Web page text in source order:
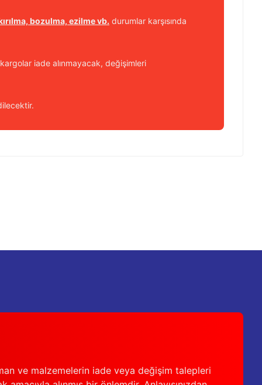
bozulma, ezilme vb. durumlar karşısında
iade alınmayacak, değişimleri
ve malzemelerin iade veya değişim talepleri